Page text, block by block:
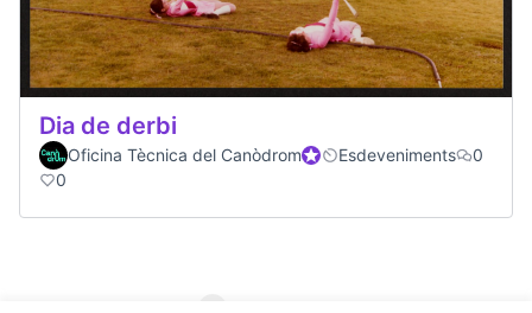
Dia de derbi
Oficina Tècnica del CanòdromOfficial participant
Esdeveniments
0
0